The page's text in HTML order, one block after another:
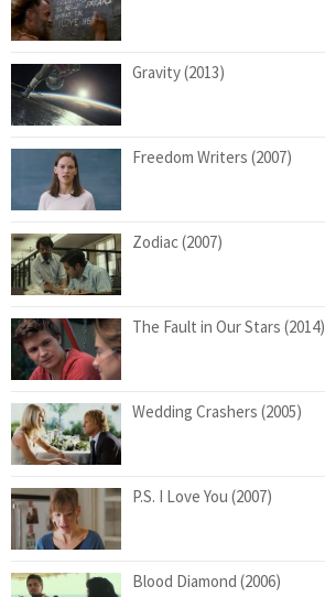
Gravity (2013)
Freedom Writers (2007)
Zodiac (2007)
The Fault in Our Stars (2014)
Wedding Crashers (2005)
P.S. I Love You (2007)
Blood Diamond (2006)